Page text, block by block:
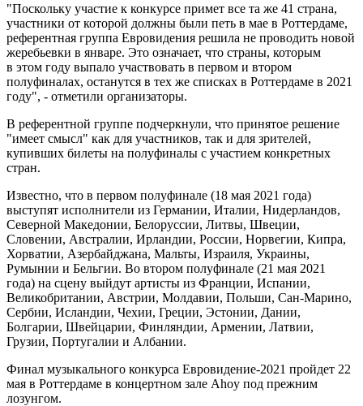
"Поскольку участие к конкурсе примет все та же 41 страна,
участники от которой должны были петь в мае в Роттердаме,
референтная группа Евровидения решила не проводить новой
жеребьевки в январе. Это означает, что страны, которым
в этом году выпало участвовать в первом и втором
полуфиналах, останутся в тех же списках в Роттердаме в 2021
году", - отметили организаторы.
В референтной группе подчеркнули, что принятое решение
"имеет смысл" как для участников, так и для зрителей,
купивших билеты на полуфиналы с участием конкретных
стран.
Известно, что в первом полуфинале (18 мая 2021 года)
выступят исполнители из Германии, Италии, Нидерландов,
Северной Македонии, Белоруссии, Литвы, Швеции,
Словении, Австралии, Ирландии, России, Норвегии, Кипра,
Хорватии, Азербайджана, Мальты, Израиля, Украины,
Румынии и Бельгии. Во втором полуфинале (21 мая 2021
года) на сцену выйдут артисты из Франции, Испании,
Великобритании, Австрии, Молдавии, Польши, Сан-Марино,
Сербии, Исландии, Чехии, Греции, Эстонии, Дании,
Болгарии, Швейцарии, Финляндии, Армении, Латвии,
Грузии, Португалии и Албании.
Финал музыкального конкурса Евровидение-2021 пройдет 22
мая в Роттердаме в концертном зале Ahoy под прежним
лозунгом.